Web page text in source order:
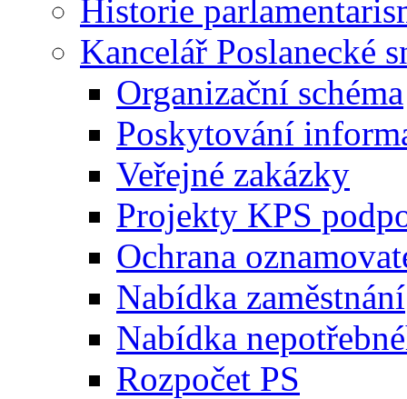
Historie
Kancelář Poslanecké
Organizační schéma
Poskytování
Veřejné zakázky
Projekty KPS
Ochrana
Nabídka zaměstnání
Nabídka
Rozpočet PS